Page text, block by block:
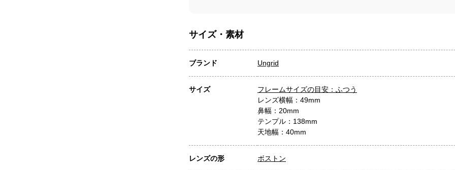
サイズ・素材
ブランド Ungrid
サイズ
フレームサイズの目安：ふつう
レンズ横幅：49mm
鼻幅：20mm
テンプル：138mm
天地幅：40mm
レンズの形 ボストン